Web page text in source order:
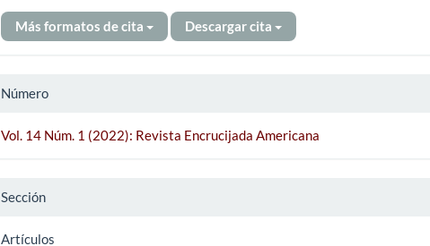
Más formatos de cita Descargar cita
Número
Vol. 14 Núm. 1 (2022): Revista Encrucijada Americana
Sección
Artículos